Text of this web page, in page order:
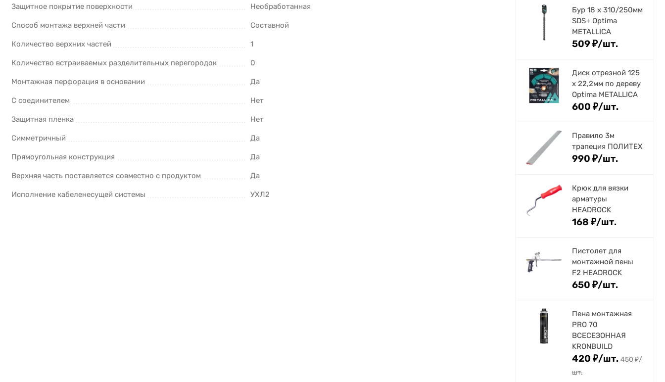
Защитное покрытие поверхности Необработанная
Способ монтажа верхней части Составной
Количество верхних частей 1
Количество встраиваемых разделительных перегородок 0
Монтажная перфорация в основании Да
С соединителем Нет
Защитная пленка Нет
Симметричный Да
Прямоугольная конструкция Да
Верхняя часть поставляется совместно с продуктом Да
Исполнение кабеленесущей системы УХЛ2
Бур 18 х 310/250мм
SDS+ Optima
METALLICA
509₽/шт.
Диск отрезной 125
x 22,2мм по дереву
Optima METALLICA
600 ₽/шт.
Правило 3м
трапеция ПОЛИТЕХ
990 ₽/шт.
Крюк для вязки
арматуры
HEADROCK
168 ₽/шт.
Пистолет для
монтажной пены
F2 HEADROCK
650 ₽/шт.
Пена монтажная
PRO 70
ВСЕСЕЗОННАЯ
KRONBUILD
420 ₽/шт. 450₽/
шт.